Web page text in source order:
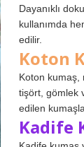
Dayanıklı
kullanımda
edilir.
Koton
Koton kumaş,
tişört, gömlek
edilen
Kadife